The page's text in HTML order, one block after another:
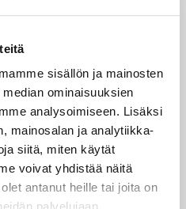
sisällön ja mainosten
ominaisuuksien
analysoimiseen. Lisäksi
mainosalan ja analytiikka-
siitä, miten käytät
voivat yhdistää näitä
antanut heille tai joita on
toivoo tuovan mukanaan
lukuun ottamatta
liigajoukkueet ole vielä
kunnossaan olevaa
harjoittelemaan täydellä
kunnossa olemme
parhaat
kannalta kaikki